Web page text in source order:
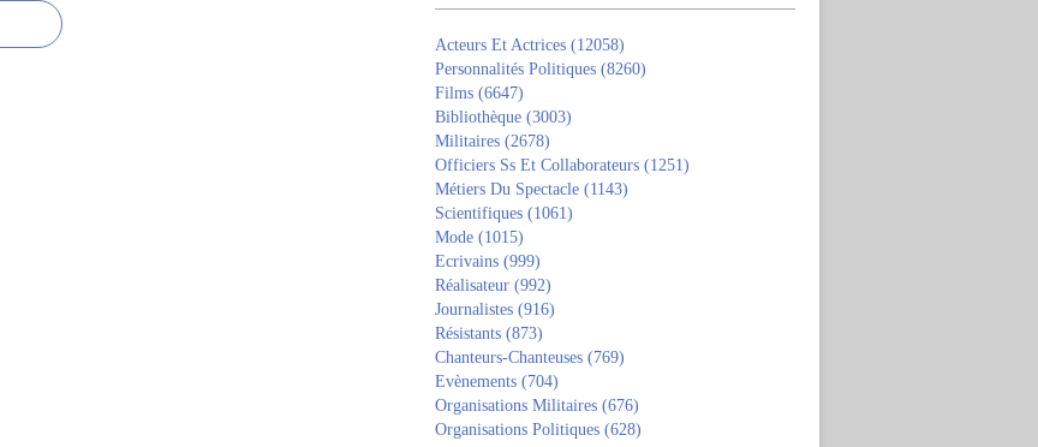
Acteurs Et Actrices (12058)
Personnalités Politiques (8260)
Films (6647)
Bibliothèque (3003)
Militaires (2678)
Officiers Ss Et Collaborateurs (1251)
Métiers Du Spectacle (1143)
Scientifiques (1061)
Mode (1015)
Ecrivains (999)
Réalisateur (992)
Journalistes (916)
Résistants (873)
Chanteurs-Chanteuses (769)
Evènements (704)
Organisations Militaires (676)
Organisations Politiques (628)